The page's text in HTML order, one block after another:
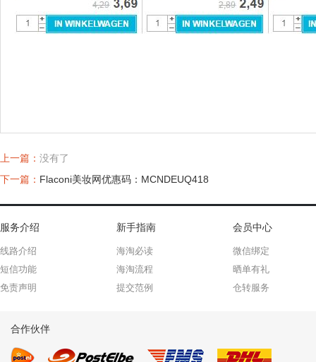
上一篇： 没有了
下一篇： Flaconi美妆网优惠码：MCNDEUQ418
服务介绍
线路介绍
短信功能
免责声明
新手指南
海淘必读
海淘流程
提交范例
会员中心
微信绑定
晒单有礼
仓转服务
合作伙伴